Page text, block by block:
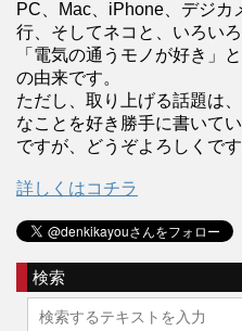
PC、Mac、iPhone、デジカ
行、そしてネコと、いろい
「電気の通うモノが好き」
の由来です。
ただし、取り上げる話題は
なことを好き勝手に書いて
ですが、どうぞよろしくです
詳しくはコチラ
検索